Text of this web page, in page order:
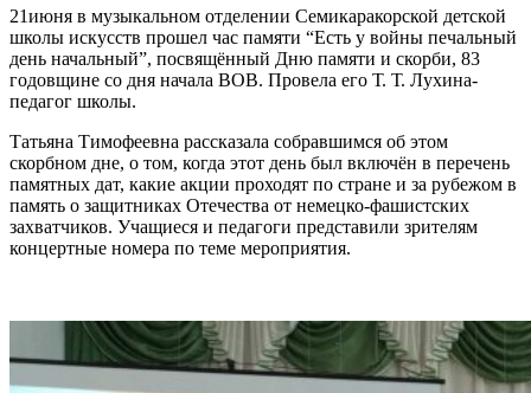
21июня в музыкальном отделении Семикаракорской детской
школы искусств прошел час памяти “Есть у войны печальный
день начальный”, посвящённый Дню памяти и скорби, 83
годовщине со дня начала ВОВ. Провела его Т. Т. Лухина-
педагог школы.
Татьяна Тимофеевна рассказала собравшимся об этом
скорбном дне, о том, когда этот день был включён в перечень
памятных дат, какие акции проходят по стране и за рубежом в
память о защитниках Отечества от немецко-фашистских
захватчиков. Учащиеся и педагоги представили зрителям
концертные номера по теме мероприятия.